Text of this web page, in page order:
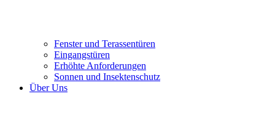
Fenster und Terassentüren
Eingangstüren
Erhöhte Anforderungen
Sonnen und Insektenschutz
Über Uns